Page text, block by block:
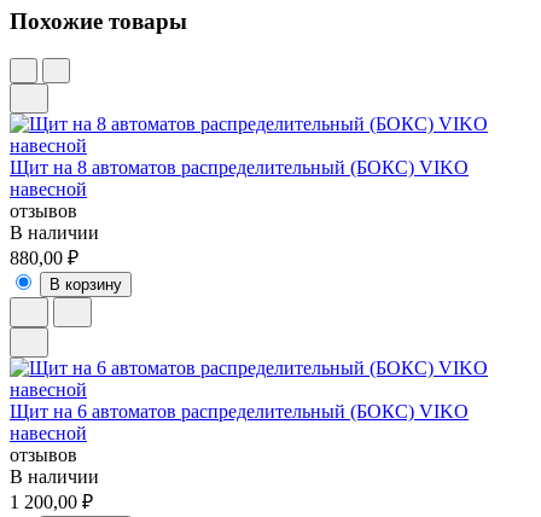
Похожие товары
Щит на 8 автоматов распределительный (БОКС) VIKO
навесной
отзывов
В наличии
880,00 ₽
В корзину
Щит на 6 автоматов распределительный (БОКС) VIKO
навесной
отзывов
В наличии
1 200,00 ₽